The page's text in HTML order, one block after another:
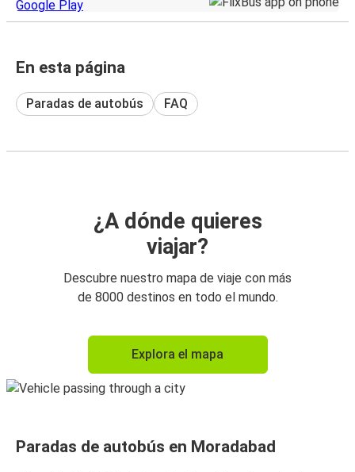
En esta página
Paradas de autobús FAQ
¿A dónde quieres
viajar?
Descubre nuestro mapa de viaje con más
de 8000 destinos en todo el mundo.
Explora el mapa
Paradas de autobús en Moradabad